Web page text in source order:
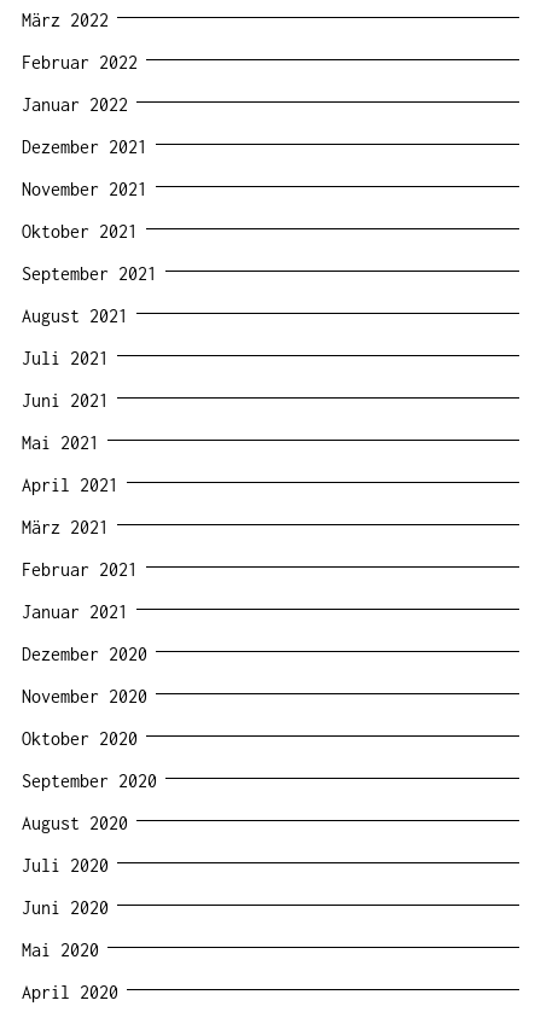
März 2022
Februar 2022
Januar 2022
Dezember 2021
November 2021
Oktober 2021
September 2021
August 2021
Juli 2021
Juni 2021
Mai 2021
April 2021
März 2021
Februar 2021
Januar 2021
Dezember 2020
November 2020
Oktober 2020
September 2020
August 2020
Juli 2020
Juni 2020
Mai 2020
April 2020